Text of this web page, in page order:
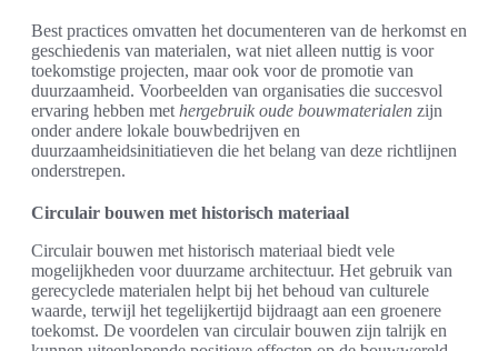
Best practices omvatten het documenteren van de herkomst en
geschiedenis van materialen, wat niet alleen nuttig is voor
toekomstige projecten, maar ook voor de promotie van
duurzaamheid. Voorbeelden van organisaties die succesvol
ervaring hebben met hergebruik oude bouwmaterialen zijn
onder andere lokale bouwbedrijven en
duurzaamheidsinitiatieven die het belang van deze richtlijnen
onderstrepen.
Circulair bouwen met historisch materiaal
Circulair bouwen met historisch materiaal biedt vele
mogelijkheden voor duurzame architectuur. Het gebruik van
gerecyclede materialen helpt bij het behoud van culturele
waarde, terwijl het tegelijkertijd bijdraagt aan een groenere
toekomst. De voordelen van circulair bouwen zijn talrijk en